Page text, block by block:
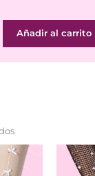
Cruzado
Añadir al carrito